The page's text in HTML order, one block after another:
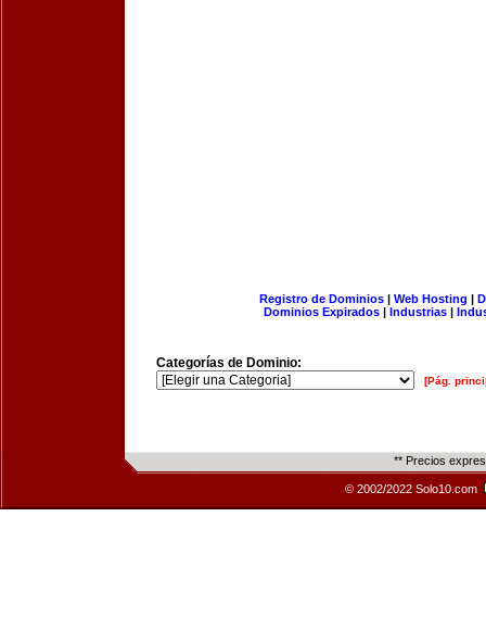
Registro de Dominios| Web Hosting |
Dominios Expirados | Industrias |
Categorías de Dominio:
[Pág.
** Precios
© 2002/2022 Solo10.com